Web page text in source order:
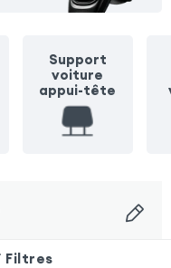
Support
voiture
appui-tête
Filtres